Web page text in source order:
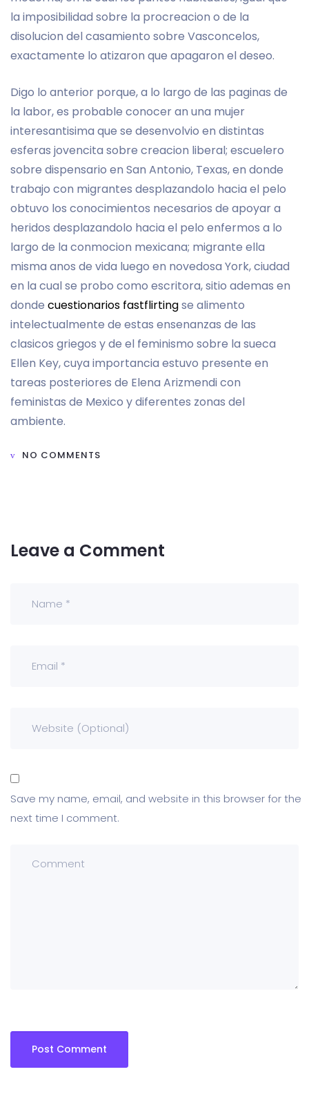
la imposibilidad sobre la procreacion o de la
disolucion del casamiento sobre Vasconcelos,
exactamente lo atizaron que apagaron el deseo.
Digo lo anterior porque, a lo largo de las paginas de
la labor, es probable conocer an una mujer
interesantisima que se desenvolvio en distintas
esferas jovencita sobre creacion liberal; escuelero
sobre dispensario en San Antonio, Texas, en donde
trabajo con migrantes desplazandolo hacia el pelo
obtuvo los conocimientos necesarios de apoyar a
heridos desplazandolo hacia el pelo enfermos a lo
largo de la conmocion mexicana; migrante ella
misma anos de vida luego en novedosa York, ciudad
en la cual se probo como escritora, sitio ademas en
donde cuestionarios fastflirtingse alimento
intelectualmente de estas ensenanzas de las
clasicos griegos y de el feminismo sobre la sueca
Ellen Key, cuya importancia estuvo presente en
tareas posteriores de Elena Arizmendi con
feministas de Mexico y diferentes zonas del
ambiente.
NO COMMENTS
Leave a Comment
Save my name, email, and website in this browser for the
next time I comment.